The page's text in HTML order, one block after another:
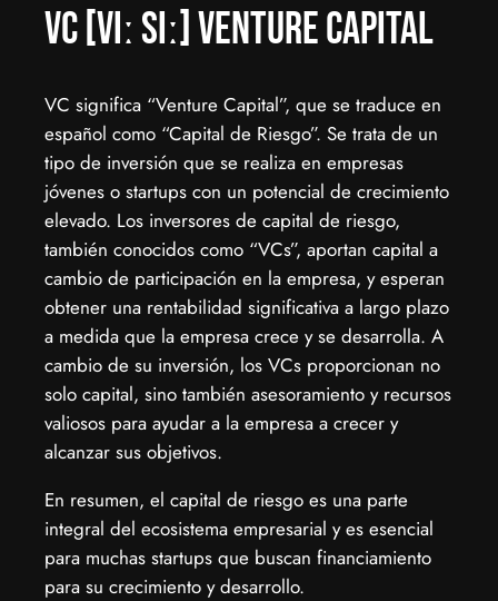
VC [viː siː] Venture Capital
VC significa “Venture Capital”, que se traduce en
español como “Capital de Riesgo”. Se trata de un
tipo de inversión que se realiza en empresas
jóvenes o startups con un potencial de crecimiento
elevado. Los inversores de capital de riesgo,
también conocidos como “VCs”, aportan capital a
cambio de participación en la empresa, y esperan
obtener una rentabilidad significativa a largo plazo
a medida que la empresa crece y se desarrolla. A
cambio de su inversión, los VCs proporcionan no
solo capital, sino también asesoramiento y recursos
valiosos para ayudar a la empresa a crecer y
alcanzar sus objetivos.
En resumen, el capital de riesgo es una parte
integral del ecosistema empresarial y es esencial
para muchas startups que buscan financiamiento
para su crecimiento y desarrollo.